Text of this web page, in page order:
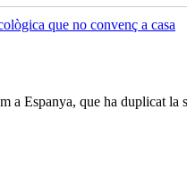
que no convenç a casa
a Espanya, que ha duplicat la